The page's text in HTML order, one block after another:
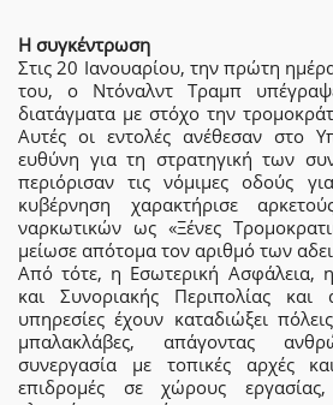
Η συγκέντρωση
Στις 20 Ιανουαρίου, την πρώτη
του, ο Ντόναλντ Τραμπ
διατάγματα με στόχο την
Αυτές οι εντολές ανέθεσαν στο
ευθύνη για τη στρατηγική των
περιόρισαν τις νόμιμες οδούς
κυβέρνηση χαρακτήρισε
ναρκωτικών ως «Ξένες
μείωσε απότομα τον αριθμό των
Από τότε, η Εσωτερική Ασφάλεια,
και Συνοριακής Περιπολίας και
υπηρεσίες έχουν καταδιώξει
μπαλακλάβες, απάγοντας
συνεργασία με τοπικές αρχές
επιδρομές σε χώρους εργασίας,